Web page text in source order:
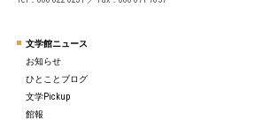
文学館ニュース
お知らせ
ひとことブログ
文学Pickup
館報